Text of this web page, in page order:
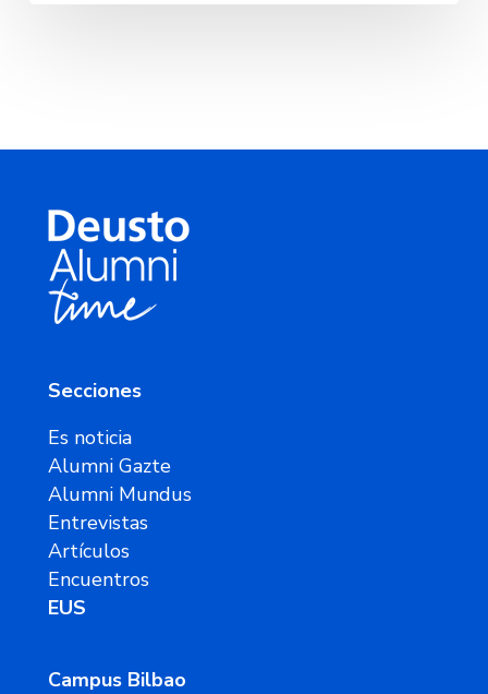
Secciones
Es noticia
Alumni Gazte
Alumni Mundus
Entrevistas
Artículos
Encuentros
EUS
Campus Bilbao